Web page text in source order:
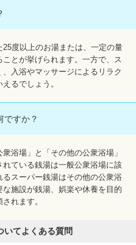
度以上のお湯または、一定の量
とが挙げられます。一方で、ス
入浴やマッサージによるリラク
るでしょう。
ですか？
浴場」と「その他の公衆浴場」
ている銭湯は一般公衆浴場に該
スーパー銭湯はその他の公衆浴
施設が銭湯、娯楽や休養を目的
れます。
いてよくある質問